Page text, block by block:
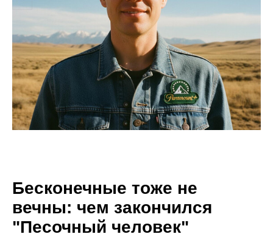
Бесконечные тоже не
вечны: чем закончился
"Песочный человек"